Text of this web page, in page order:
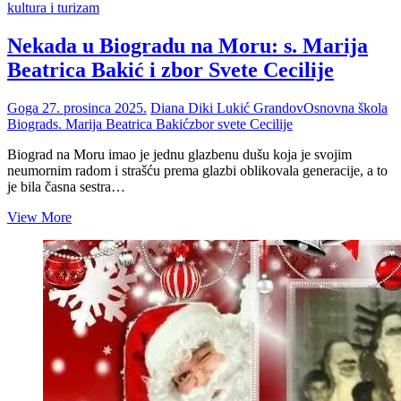
kultura i turizam
Nekada u Biogradu na Moru: s. Marija
Beatrica Bakić i zbor Svete Cecilije
Goga 27. prosinca 2025. Diana Diki Lukić GrandovOsnovna škola
Biograds. Marija Beatrica Bakićzbor svete Cecilije
Biograd na Moru imao je jednu glazbenu dušu koja je svojim
neumornim radom i strašću prema glazbi oblikovala generacije, a to
je bila časna sestra…
View MoreNekada
Biogradu
na
Moru:
s.
Marija
Beatrica
Bakić
zbor
Svete